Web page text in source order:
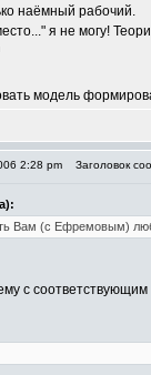
наёмный рабочий.
я не могу!
модель
2:28 pm Заголовок
Вам (с Ефремовым)
с